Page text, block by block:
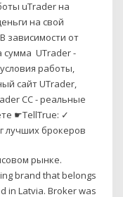
uTrader на
на свой
зависимости от
сумма UTrader -
работы,
сайт UTrader,
CC - реальные
☛TellTrue: ✓
лучших брокеров
рынке.
brand that belongs
in Latvia. Broker was